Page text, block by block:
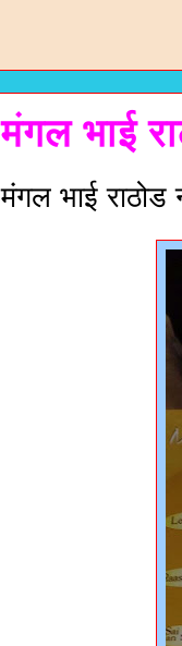
मंगल भाई
मंगल भाई राठोड